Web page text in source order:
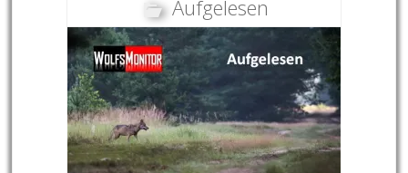
Aufgelesen